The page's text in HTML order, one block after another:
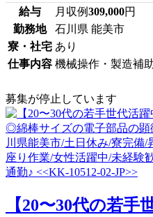
給与 月収例309,000円
勤務地
石川県 能美市
寮・社宅 あり
仕事内容 機械操作・製造補
募集が停止しています
【20〜30代の若手